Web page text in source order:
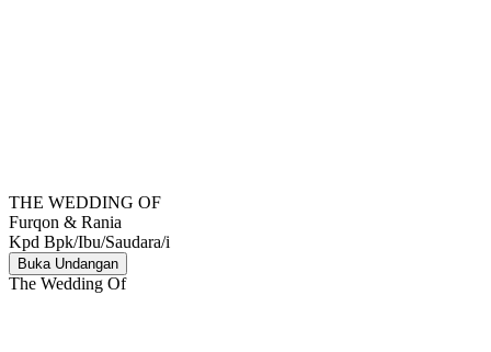
THE WEDDING OF
Furqon & Rania
Kpd Bpk/Ibu/Saudara/i
Buka Undangan
The Wedding Of